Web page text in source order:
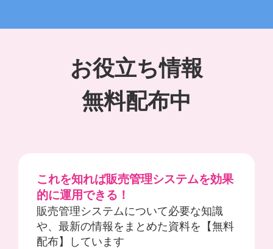
お役立ち情報
無料配布中
これを知れば販売管理システムを効果
的に運用できる！
販売管理システムについて必要な知識
や、最新の情報をまとめた資料を【無料
配布】しています